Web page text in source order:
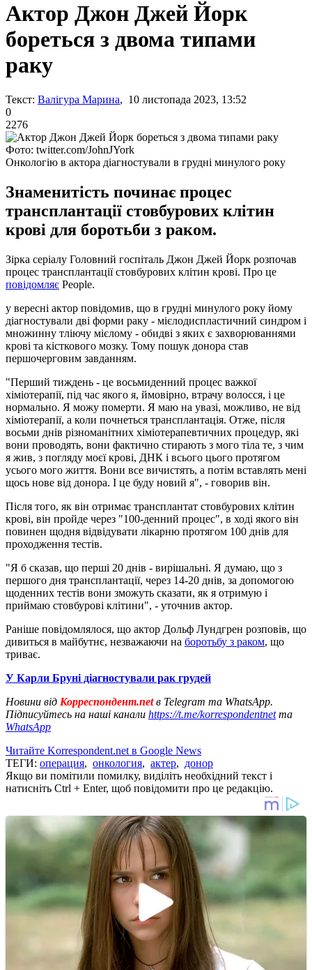
Актор Джон Джей Йорк
бореться з двома типами
раку
Текст: Валігура Марина, 10 листопада 2023, 13:52
0
2276
Фото: twitter.com/JohnJYork
Онкологію в актора діагностували в грудні минулого року
Знаменитість починає процес
трансплантації стовбурових клітин
крові для боротьби з раком.
Зірка серіалу Головний госпіталь Джон Джей Йорк розпочав
процес трансплантації стовбурових клітин крові. Про це
повідомляє People.
у вересні актор повідомив, що в грудні минулого року йому
діагностували дві форми раку - мієлодиспластичний синдром і
множинну тліючу мієлому - обидві з яких є захворюваннями
крові та кісткового мозку. Тому пошук донора став
першочерговим завданням.
"Перший тиждень - це восьмиденний процес важкої
хіміотерапії, під час якого я, ймовірно, втрачу волосся, і це
нормально. Я можу померти. Я маю на увазі, можливо, не від
хіміотерапії, а коли почнеться трансплантація. Отже, після
восьми днів різноманітних хіміотерапевтичних процедур, які
вони проводять, вони фактично стирають з мого тіла те, з чим
я жив, з погляду моєї крові, ДНК і всього цього протягом
усього мого життя. Вони все вичистять, а потім вставлять мені
щось нове від донора. І це буду новий я", - говорив він.
Після того, як він отримає трансплантат стовбурових клітин
крові, він пройде через "100-денний процес", в ході якого він
повинен щодня відвідувати лікарню протягом 100 днів для
проходження тестів.
"Я б сказав, що перші 20 днів - вирішальні. Я думаю, що з
першого дня трансплантації, через 14-20 днів, за допомогою
щоденних тестів вони зможуть сказати, як я отримую і
приймаю стовбурові клітини", - уточнив актор.
Раніше повідомлялося, що актор Дольф Лундгрен розповів, що
дивиться в майбутнє, незважаючи на боротьбу з раком, що
триває.
У Карли Бруні діагностували рак грудей
Новини від Корреспондент.netв Telegram та WhatsApp.
Підписуйтесь на наші канали https://t.me/korrespondentnetта
WhatsApp
Читайте Korrespondent.net в Google News
ТЕГИ: операция, онкология, актер, донор
Якщо ви помітили помилку, виділіть необхідний текст і
натисніть Ctrl + Enter, щоб повідомити про це редакцію.